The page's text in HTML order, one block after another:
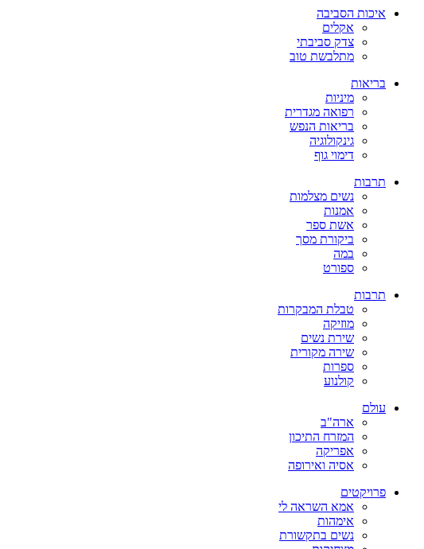
איכות הסביבה
אקלים
צדק סביבתי
מתלבשת טוב
בריאות
מיניות
רפואה מגדרית
בריאות הנפש
גינקולוגיה
דימוי גוף
תרבות
נשים מצלמות
אמנות
אשת ספר
ביקורת מסך
במה
ספורט
תרבות
טבלת המבקרות
מוזיקה
שירת נשים
שירה מקורית
ספרות
קולנוע
עולם
ארה"ב
המזרח התיכון
אפריקה
אסיה ואירופה
פרויקטים
אמא השראה לי
אימהות
נשים בתקשורת